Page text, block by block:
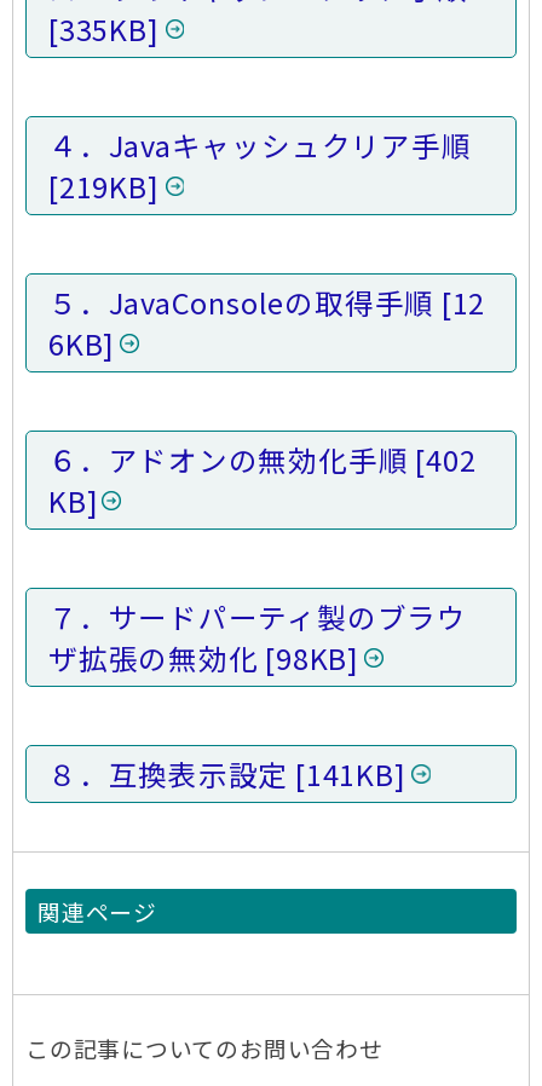
335KB
４．Javaキャッシュクリア手順
219KB
５．JavaConsoleの取得手順 12
6KB
６．アドオンの無効化手順 402
KB
７．サードパーティ製のブラウ
ザ拡張の無効化 98KB
８．互換表示設定 141KB
関連ページ
この記事についてのお問い合わせ